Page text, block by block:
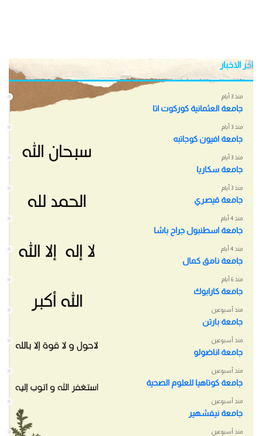
اخر الاخبار
منذ 3 أيام
جامعة العثمانية كوركوت اتا
منذ 3 أيام
جامعة افيون كوجاتبه
منذ 3 أيام
جامعة سكاريا
منذ 3 أيام
جامعة قيصري
منذ 4 أيام
جامعة اسطنبول جراح باشا
منذ 4 أيام
جامعة نامق كمال
منذ 6 أيام
جامعة كارابوك
منذ أسبوعين
جامعة بارتن
منذ أسبوعين
جامعة اناضولو
منذ أسبوعين
جامعة كوتاهيا للعلوم الصحية
منذ أسبوعين
جامعة نيفشهير
منذ أسبوعين